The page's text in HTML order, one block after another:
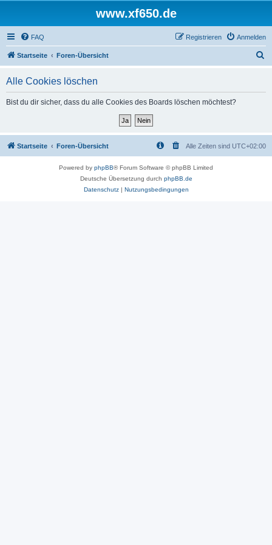
www.xf650.de
FAQ Anmelden
Registrieren
Startseite Foren-Übersicht
Alle Cookies löschen
Bist du dir sicher, dass du alle Cookies des Boards löschen möchtest?
Startseite Foren-Übersicht Alle Zeiten sind UTC+02:00
Powered by phpBB® Forum Software © phpBB Limited
Deutsche Übersetzung durch phpBB.de
Datenschutz| Nutzungsbedingungen